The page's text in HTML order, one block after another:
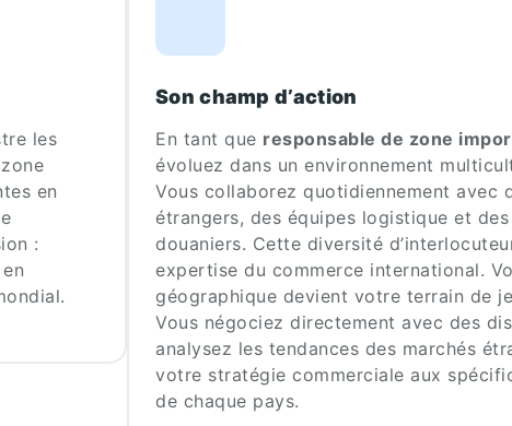
les
en
:
Son champ d’action
En tant que responsable de zone
évoluez dans un environnement
Vous collaborez quotidiennement avec
étrangers, des équipes logistique et
douaniers. Cette diversité
expertise du commerce international.
géographique devient votre terrain de
Vous négociez directement avec des
analysez les tendances des marchés
votre stratégie commerciale aux
de chaque pays.